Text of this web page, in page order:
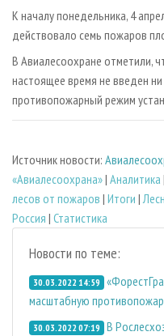
К началу понедельника, 4
действовало семь пожаров
В Авиалесоохране отметили,
настоящее время не введен
противопожарный режим
Источник новости:
«Авиалесоохрана»| Аналитика |
лесов от пожаров | Итоги |
Россия | Статистика
Новости по теме:
30.03.2022 14:59
масштабную
30.03.2022 07:19 В